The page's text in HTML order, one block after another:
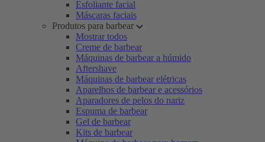
Esfoliante facial
Máscaras faciais
Produtos para barbear
Mostrar todos
Creme de barbear
Máquinas de barbear a húmido
Aftershave
Máquinas de barbear elétricas
Aparelhos de barbear e acessórios
Aparadores de pelos do nariz
Espuma de barbear
Gel de barbear
Kits de barbear